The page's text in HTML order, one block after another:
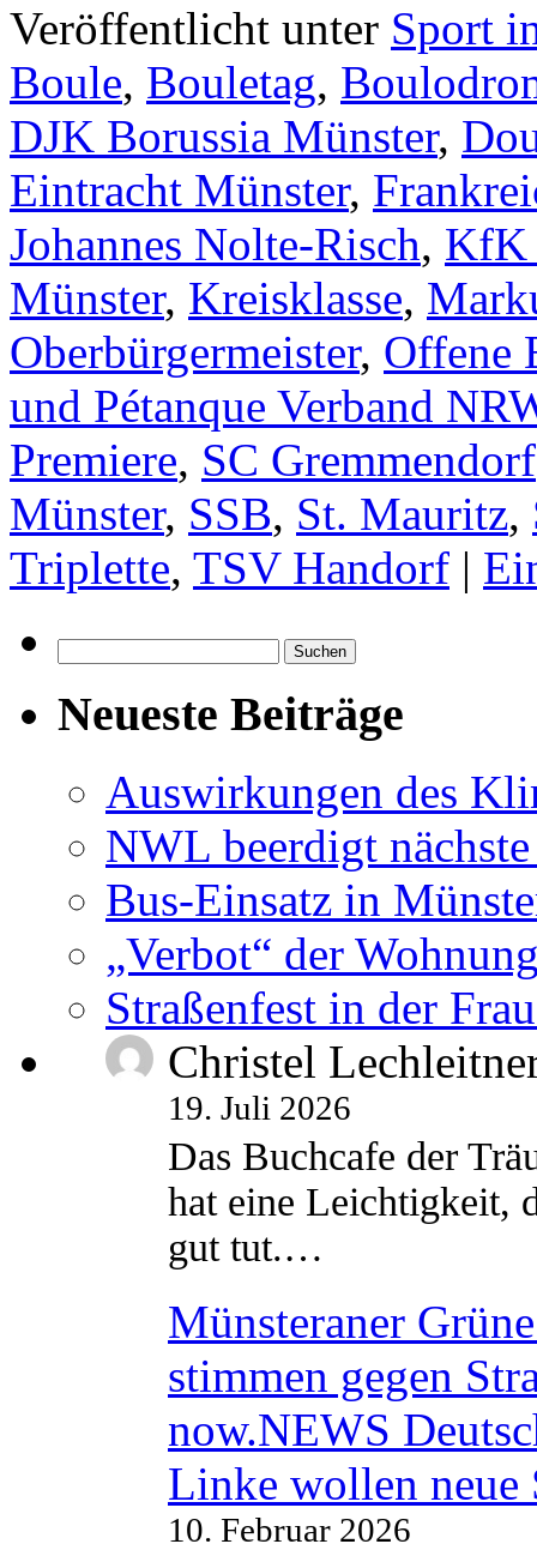
Veröffentlicht unter Sport
Boule, Bouletag,
DJK Borussia Münster,
Eintracht Münster,
Johannes Nolte-Risch, KfK
Münster, Kreisklasse,
Oberbürgermeister, Offene
und Pétanque Verband
Premiere, SC Gremmendorf
Münster, SSB, St. Mauritz,
Triplette, TSV Handorf |
nach:
Neueste Beiträge
Auswirkungen des
NWL beerdigt
Bus-Einsatz in
„Verbot“ der
Straßenfest in der
Christel
19. Juli 2026
Das Buchcafe der
hat eine Leichtigkeit,
gut tut.…
Münsteraner
stimmen gegen
now.NEWS
Linke wollen neue
10. Februar 2026